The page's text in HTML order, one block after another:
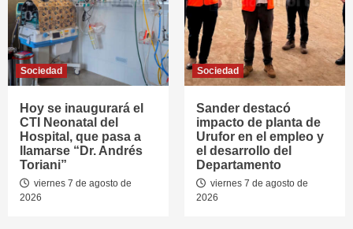
Sociedad
Hoy se inaugurará el
CTI Neonatal del
Hospital, que pasa a
llamarse “Dr. Andrés
Toriani”
viernes 7 de agosto de
2026
Sociedad
Sander destacó
impacto de planta de
Urufor en el empleo y
el desarrollo del
Departamento
viernes 7 de agosto de
2026